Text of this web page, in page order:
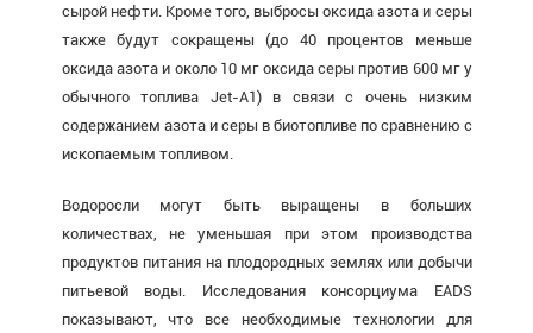
сырой нефти. Кроме того, выбросы оксида азота и серы
также будут сокращены (до 40 процентов меньше
оксида азота и около 10 мг оксида серы против 600 мг у
обычного топлива Jet-A1) в связи с очень низким
содержанием азота и серы в биотопливе по сравнению с
ископаемым топливом.
Водоросли могут быть выращены в больших
количествах, не уменьшая при этом производства
продуктов питания на плодородных землях или добычи
питьевой воды. Исследования консорциума EADS
показывают, что все необходимые технологии для